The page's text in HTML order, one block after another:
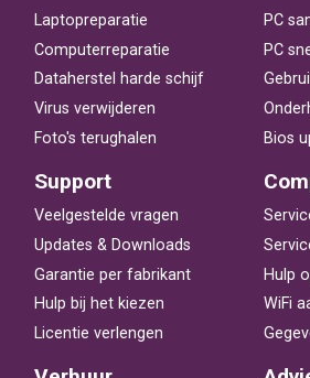
Laptopreparatie
Computerreparatie
Dataherstel harde schijf
Virus verwijderen
Foto's terughalen
PC
PC
Bios
Support
Veelgestelde vragen
Updates & Downloads
Garantie per fabrikant
Hulp bij het kiezen
Licentie verlengen
Hulp
WiFi